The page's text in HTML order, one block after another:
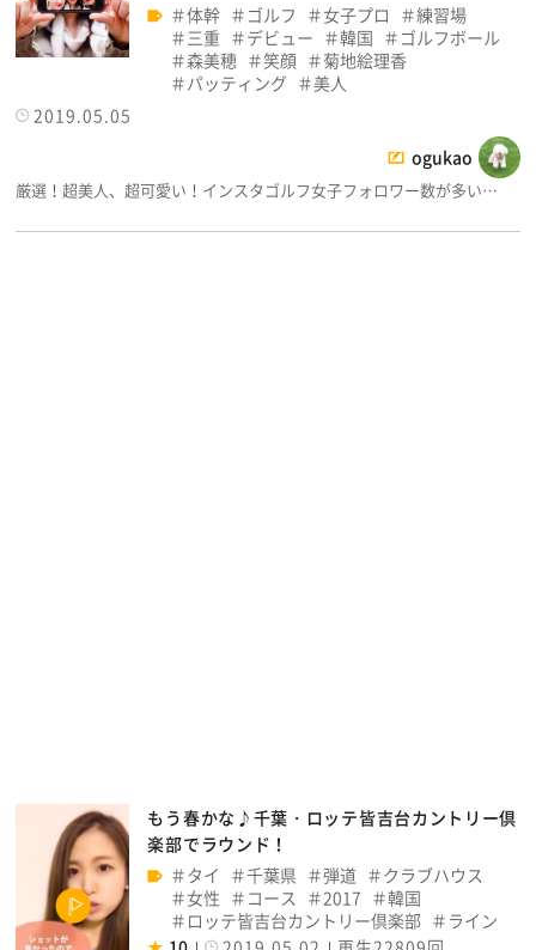
体幹
ゴルフ 女子プロ
練習場
三重
デビュー 韓国
ゴルフボール
森美穂
笑顔
菊地絵理香
パッティング
美人
2019.05.05
ogukao
厳選！超美人、超可愛い！インスタゴルフ女子フォロワー数が多い…
もう春かな♪千葉・ロッテ皆吉台カントリー倶
楽部でラウンド！
タイ
千葉県 弾道
クラブハウス
女性
コース 2017
韓国
ロッテ皆吉台カントリー倶楽部
ライン